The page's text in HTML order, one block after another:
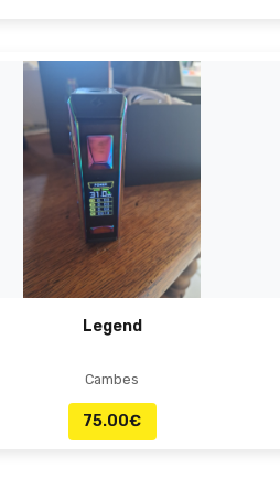
Legend
Cambes
75.00€